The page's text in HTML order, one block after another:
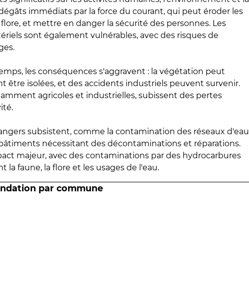
immédiats par la force du courant, qui peut éroder les
et mettre en danger la sécurité des personnes. Les
sont également vulnérables, avec des risques de
les conséquences s'aggravent : la végétation peut
être isolées, et des accidents industriels peuvent survenir.
agricoles et industrielles, subissent des pertes
subsistent, comme la contamination des réseaux d'eau
nécessitant des décontaminations et réparations.
majeur, avec des contaminations par des hydrocarbures
la faune, la flore et les usages de l'eau.
par commune